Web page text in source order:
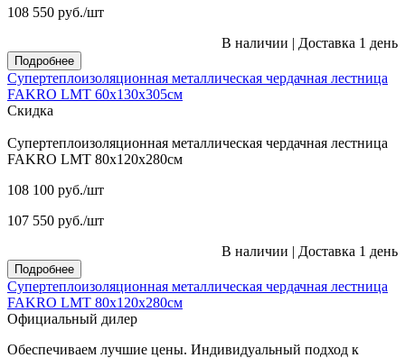
108 550 руб./шт
В наличии | Доставка 1 день
Подробнее
Супертеплоизоляционная металлическая чердачная лестница
FAKRO LMT 60х130х305см
Скидка
Супертеплоизоляционная металлическая чердачная лестница
FAKRO LMT 80х120х280см
108 100 руб./шт
107 550 руб./шт
В наличии | Доставка 1 день
Подробнее
Супертеплоизоляционная металлическая чердачная лестница
FAKRO LMT 80х120х280см
Официальный дилер
Обеспечиваем лучшие цены. Индивидуальный подход к